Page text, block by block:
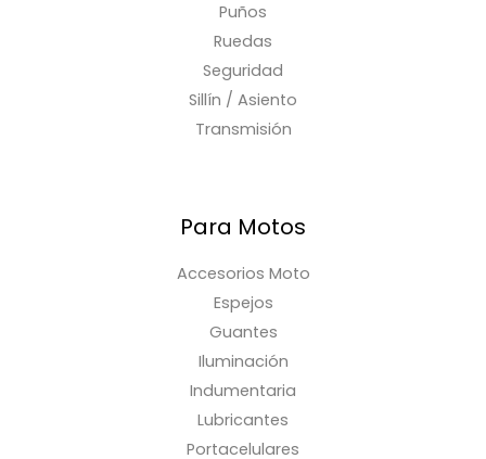
Puños
Ruedas
Seguridad
Sillín / Asiento
Transmisión
Para Motos
Accesorios Moto
Espejos
Guantes
Iluminación
Indumentaria
Lubricantes
Portacelulares